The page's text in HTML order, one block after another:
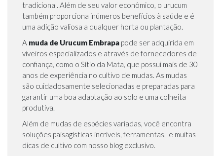
tradicional. Além de seu valor econômico, o urucum
também proporciona inúmeros benefícios à saúde e é
uma adição valiosa a qualquer horta ou plantação.
A muda de Urucum Embrapa pode ser adquirida em
viveiros especializados e através de fornecedores de
confiança, como o Sítio da Mata, que possui mais de 30
anos de experiência no cultivo de mudas. As mudas
são cuidadosamente selecionadas e preparadas para
garantir uma boa adaptação ao solo e uma colheita
produtiva.
Além de mudas de espécies variadas, você encontra
soluções paisagísticas incríveis, ferramentas, e muitas
dicas de cultivo com nosso blog exclusivo.